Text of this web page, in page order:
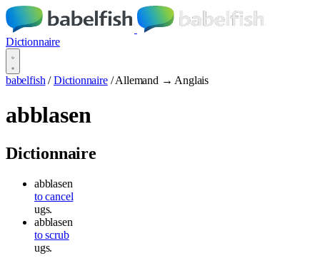
Dictionnaire
babelfish / Dictionnaire / Allemand → Anglais
abblasen
Dictionnaire
abblasen
to cancel
ugs.
abblasen
to scrub
ugs.